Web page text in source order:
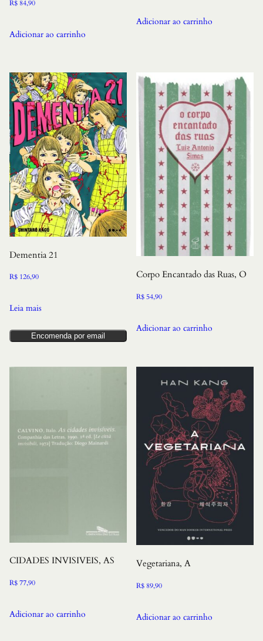
R$ 84,90
Adicionar ao carrinho
Adicionar ao carrinho
Dementia 21
R$ 126,90
Leia mais
Encomenda por email
Corpo Encantado das Ruas, O
R$54,90
Adicionar ao carrinho
CIDADES INVISIVEIS, AS
R$77,90
Adicionar ao carrinho
Vegetariana, A
R$ 89,90
Adicionar ao carrinho